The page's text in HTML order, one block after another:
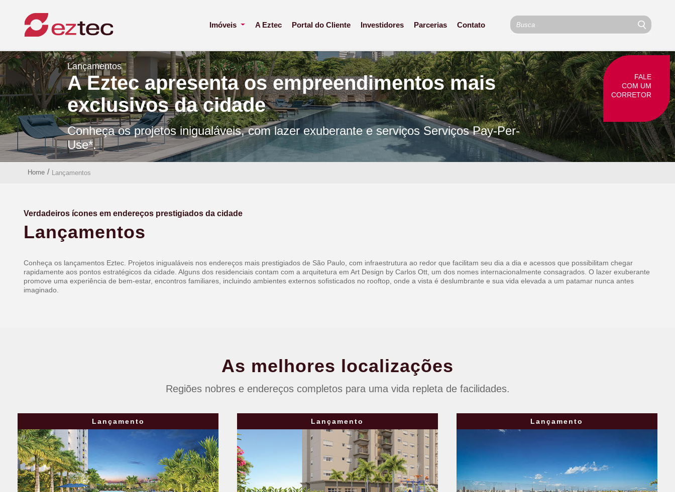
Imóveis A Eztec Portal do Cliente Investidores Parcerias Contato
FALE
COM UM
CORRETOR
Lançamentos
A Eztec apresenta os empreendimentos mais
exclusivos da cidade
Conheça os projetos inigualáveis, com lazer exuberante e serviços Serviços Pay-Per-
Use*.
Home / Lançamentos
Verdadeiros ícones em endereços prestigiados da cidade
Lançamentos
Conheça os lançamentos Eztec. Projetos inigualáveis nos endereços mais prestigiados de São Paulo, com infraestrutura ao redor que facilitam seu dia a dia e acessos que possibilitam chegar
rapidamente aos pontos estratégicos da cidade. Alguns dos residenciais contam com a arquitetura em Art Design by Carlos Ott, um dos nomes internacionalmente consagrados. O lazer exuberante
promove uma experiência de bem-estar, encontros familiares, incluindo ambientes externos sofisticados no rooftop, onde a vista é deslumbrante e sua vida elevada a um patamar nunca antes
imaginado.
As melhores localizações
Regiões nobres e endereços completos para uma vida repleta de facilidades.
Lançamento Lançamento Lançamento